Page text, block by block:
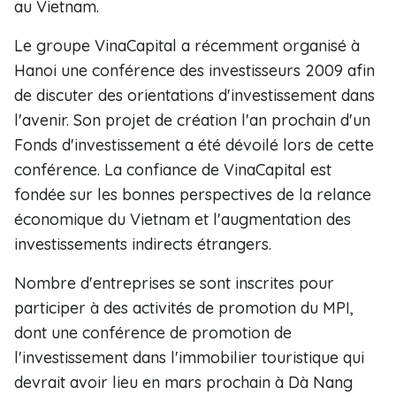
au Vietnam.
Le groupe VinaCapital a récemment organisé à
Hanoi une conférence des investisseurs 2009 afin
de discuter des orientations d'investissement dans
l'avenir. Son projet de création l'an prochain d'un
Fonds d'investissement a été dévoilé lors de cette
conférence. La confiance de VinaCapital est
fondée sur les bonnes perspectives de la relance
économique du Vietnam et l'augmentation des
investissements indirects étrangers.
Nombre d'entreprises se sont inscrites pour
participer à des activités de promotion du MPI,
dont une conférence de promotion de
l'investissement dans l'immobilier touristique qui
devrait avoir lieu en mars prochain à Dà Nang